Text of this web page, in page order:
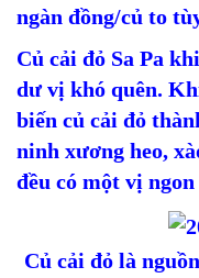
ngàn đồng/củ to
Củ cải đỏ Sa Pa
dư vị khó quên.
biến củ cải đỏ
ninh xương heo,
đều có một vị
Củ cải đỏ là